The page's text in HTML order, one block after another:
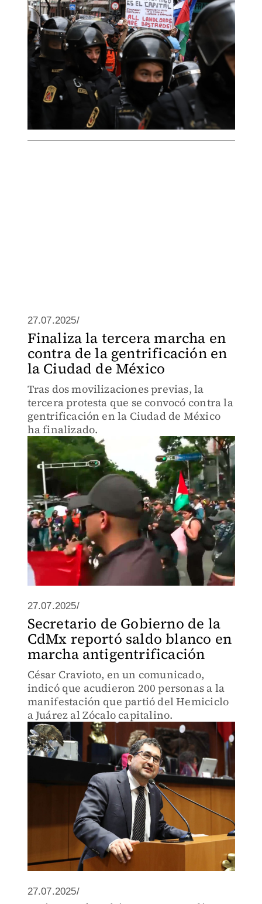
27.07.2025/
Finaliza la tercera marcha en
contra de la gentrificación en
la Ciudad de México
Tras dos movilizaciones previas, la
tercera protesta que se convocó contra la
gentrificación en la Ciudad de México
ha finalizado.
27.07.2025/
Secretario de Gobierno de la
CdMx reportó saldo blanco en
marcha antigentrificación
César Cravioto, en un comunicado,
indicó que acudieron 200 personas a la
manifestación que partió del Hemiciclo
a Juárez al Zócalo capitalino.
27.07.2025/